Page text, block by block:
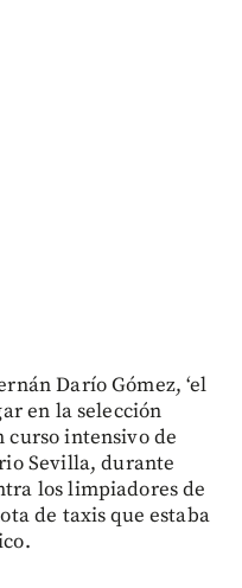
Darío Gómez, ‘el
en la selección
curso intensivo de
Sevilla, durante
los limpiadores de
de taxis que estaba